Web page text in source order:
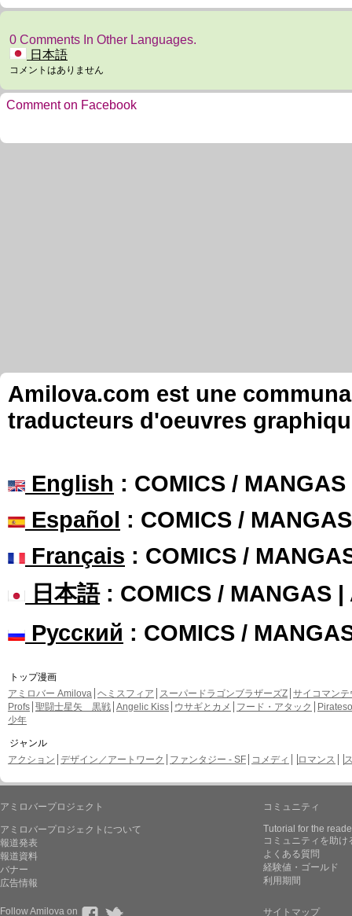
0 Comments In Other Languages.
日本語
コメントはありません
Comment on Facebook
Amilova.com est une
traducteurs d'oeuvres
English : COMICS /
Español : COMICS /
Français : COMICS /
日本語: COMICS / MANGAS |
Русский : COMICS /
トップ漫画
アミロバー Amilova ヘミスフィア スーパードラゴンブラザーズZ サイコマンテ
Profs 聖闘士星矢 黒戦 Angelic Kiss ウサギとカメ フード・アタック
少年
ジャンル
アクション デザイン／アートワーク ファンタジー - SF コメディ ロマンス
アミロバープロジェクト
アミロバープロジェクトについて
報道発表
報道資料
バナー
広告情報
コミュニティ
Tutorial for the
コミュニティを助け
よくある質問
経験値・ゴールド
利用期間
Follow Amilova on サイトマップ